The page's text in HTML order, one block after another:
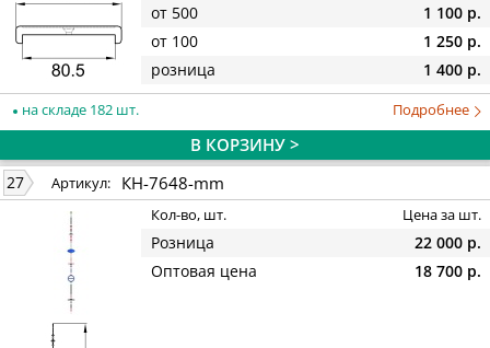
от 500
1 100 р.
от 100
1 250 р.
розница
1 400 р.
на складе 182 шт. Подробнее
В КОРЗИНУ >
27 Артикул: КН-7648-mm
Кол-во, шт. Цена за шт.
Розница
22 000 р.
Оптовая цена
18 700 р.